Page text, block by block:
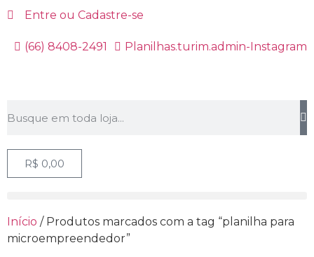
Entre ou Cadastre-se
(66) 8408-2491 Planilhas.turim.admin-Instagram
R$ 0,00
Início / Produtos marcados com a tag “planilha para
microempreendedor”